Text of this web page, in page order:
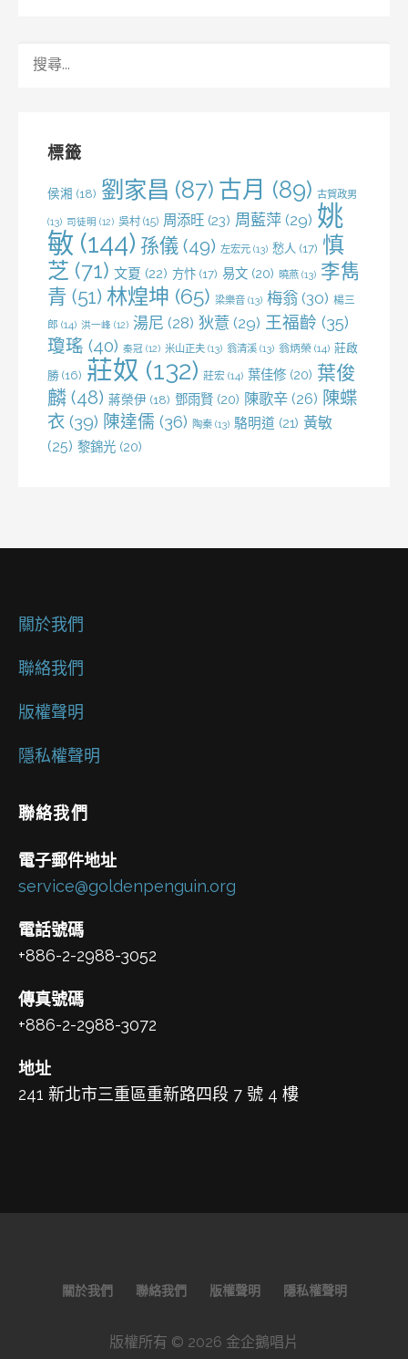
標籤
侯湘 (18) 劉家昌 (87) 古月 (89) 古賀政男
(13) 司徒明 (12) 吳村 (15) 周添旺 (23) 周藍萍 (29) 姚
敏 (144) 孫儀 (49) 左宏元 (13) 愁人 (17) 慎
芝 (71) 文夏 (22) 方忭 (17) 易文 (20) 曉燕 (13) 李雋
青 (51) 林煌坤 (65) 梁樂音 (13) 梅翁 (30) 楊三
郎 (14) 洪一峰 (12) 湯尼 (28) 狄薏 (29) 王福齡 (35)
瓊瑤 (40) 秦冠 (12) 米山正夫 (13) 翁清溪 (13) 翁炳榮 (14) 莊啟
勝 (16) 莊奴 (132) 莊宏 (14) 葉佳修 (20) 葉俊
麟 (48) 蔣榮伊 (18) 鄧雨賢 (20) 陳歌辛 (26) 陳蝶
衣 (39) 陳達儒 (36) 陶秦 (13) 駱明道 (21) 黃敏
(25) 黎錦光 (20)
關於我們
聯絡我們
版權聲明
隱私權聲明
聯絡我們
電子郵件地址
service@goldenpenguin.org
電話號碼
+886-2-2988-3052
傳真號碼
+886-2-2988-3072
地址
241 新北市三重區重新路四段 7 號 4 樓
關於我們 聯絡我們 版權聲明 隱私權聲明
版權所有 © 2026 金企鵝唱片